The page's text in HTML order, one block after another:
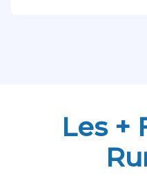
Les +